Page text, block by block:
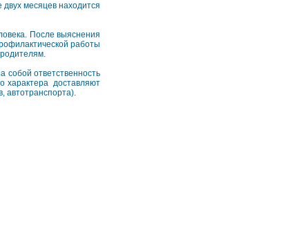
месяцев находится
После выяснения
работы
собой ответственность
характера доставляют
автотранспорта).